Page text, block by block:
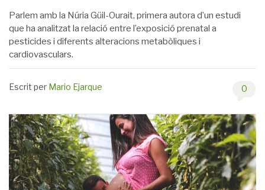
Parlem amb la Núria Güil-Ourait, primera autora d’un estudi
que ha analitzat la relació entre l’exposició prenatal a
pesticides i diferents alteracions metabòliques i
cardiovasculars.
Escrit per Mario Ejarque 0